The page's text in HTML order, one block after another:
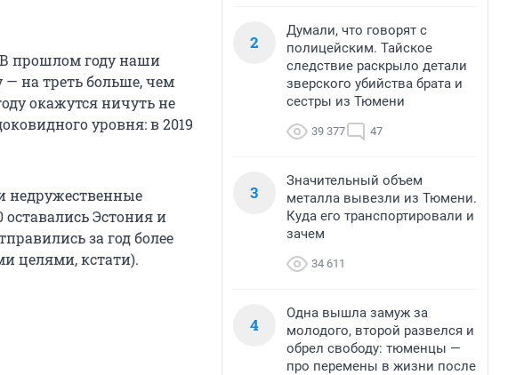
В прошлом году наши
на треть больше, чем
окажутся ничуть не
уровня: в 2019
недружественные
Эстония и
за год более
целями, кстати).
2
Думали, что говорят с
полицейским. Тайское
следствие раскрыло детали
зверского убийства брата и
сестры из Тюмени
39 377 47
3
Значительный объем
металла вывезли из Тюмени.
Куда его транспортировали и
зачем
34 611
4
Одна вышла замуж за
молодого, второй развелся и
обрел свободу: тюменцы —
про перемены в жизни после